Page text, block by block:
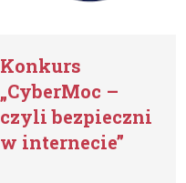
Konkurs
„CyberMoc –
czyli bezpieczni
w internecie”